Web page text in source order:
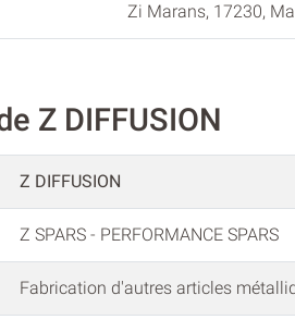
Zi Marans, 17230,
Z DIFFUSION
Z DIFFUSION
Z SPARS - PERFORMANCE SPARS
Fabrication d'autres articles